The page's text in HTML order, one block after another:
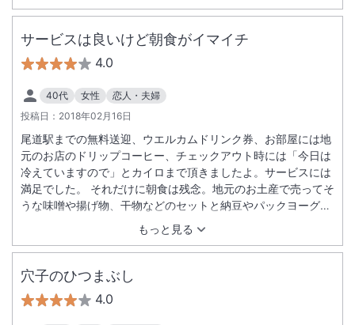
サービスは良いけど朝食がイマイチ
4.0
40代 女性
恋人・夫婦
投稿日： 2018年02月16日
もっと見る
尾道駅までの無料送迎、ウエルカムドリンク券、お部屋には地
元のお店のドリップコーヒー、チェックアウト時には「今日は
冷えていますので」とカイロまで頂きましたよ。サービスには
満足でした。 それだけに朝食は残念。地元のお土産で売ってそ
うな味噌や揚げ物、干物などのセットと納豆やパックヨーグル
トなどとドリンク類。見た目も味もビジネスホテルの５００円
朝食のようでした。 春になったらまた尾道に行く予定ですが、
ここのホテルに泊まっても朝食はよそで食べると思う
穴子のひつまぶし
4.0